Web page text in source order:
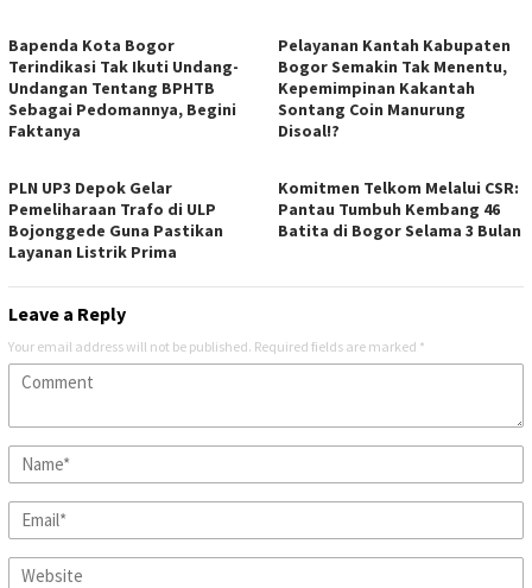
Bapenda Kota Bogor
Terindikasi Tak Ikuti Undang-
Undangan Tentang BPHTB
Sebagai Pedomannya, Begini
Faktanya
Pelayanan Kantah Kabupaten
Bogor Semakin Tak Menentu,
Kepemimpinan Kakantah
Sontang Coin Manurung
Disoal!?
PLN UP3 Depok Gelar
Pemeliharaan Trafo di ULP
Bojonggede Guna Pastikan
Layanan Listrik Prima
Komitmen Telkom Melalui CSR:
Pantau Tumbuh Kembang 46
Batita di Bogor Selama 3 Bulan
Leave a Reply
Your email address will not be published. Required fields are marked *